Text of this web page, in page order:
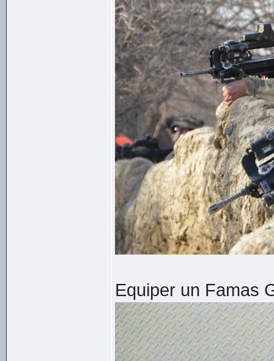
Equiper un Famas